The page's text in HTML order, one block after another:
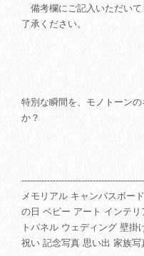
備考欄にご記入いただいて
了承ください。
特別な瞬間を、モノトーン
か？
メモリアル キャンバスボー
の日 ベビー アート インテ
トパネル ウェディング 壁
祝い 記念写真 思い出 家族